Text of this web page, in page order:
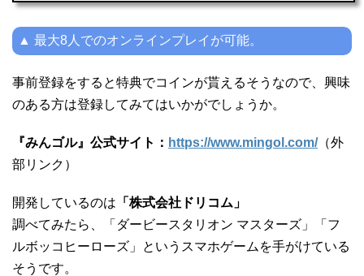
▲ 最大8人でのオンラインプレイが可能。
事前登録をすると特典でコインが貰えるそうなので、興味
のある方は登録してみてはいかがでしょうか。
『みんゴル』公式サイト： https://www.mingol.com/（外
部リンク）
開発しているのは 「株式会社ドリコム」
調べてみたら、「ダービースタリオン マスターズ」「フ
ルボッコヒーローズ」というスマホゲームを手がけている
そうです。